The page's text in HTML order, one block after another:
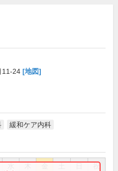
11-24 [地図]
緩和ケア内科
祝